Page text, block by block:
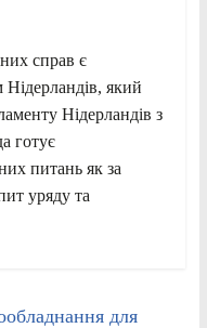
справ є
який
Нідерландів з
готує
питань як за
уряду та
для